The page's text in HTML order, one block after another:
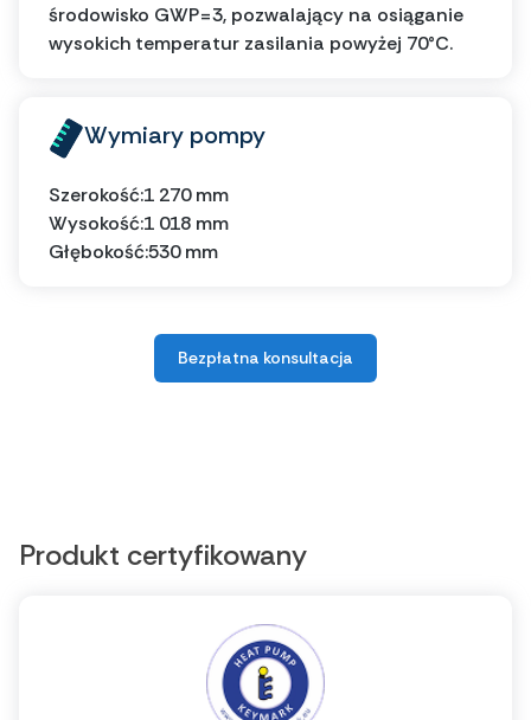
środowisko GWP=3, pozwalający na osiąganie
wysokich temperatur zasilania powyżej 70°C.
Wymiary pompy
Szerokość:1 270 mm
Wysokość:1 018 mm
Głębokość:530 mm
Bezpłatna konsultacja
Produkt certyfikowany